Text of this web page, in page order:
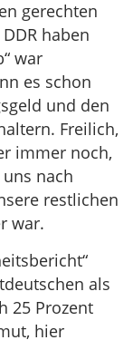
gerechten
haben
war
es schon
und den
Freilich,
immer noch,
nach
restlichen
war.
als
25 Prozent
hier